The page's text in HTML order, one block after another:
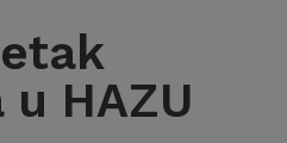
HAZU